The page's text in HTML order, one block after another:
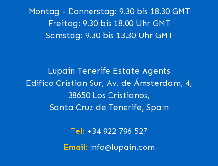
Montag - Donnerstag: 9.30 bis 18.30 GMT
Freitag: 9.30 bis 18.00 Uhr GMT
Samstag: 9.30 bis 13.30 Uhr GMT
Lupain Tenerife Estate Agents
Edifico Cristian Sur, Av. de Ámsterdam, 4,
38650 Los Cristianos,
Santa Cruz de Tenerife, Spain
Tel: +34 922 796 527
Email: info@lupain.com